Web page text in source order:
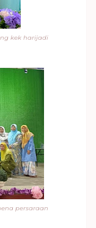
kek harijadi
persaraan